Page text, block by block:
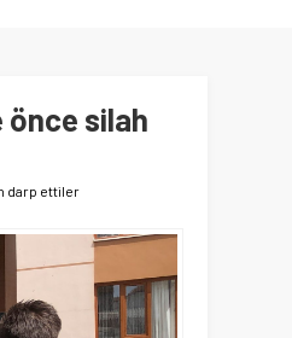
önce silah
darp ettiler